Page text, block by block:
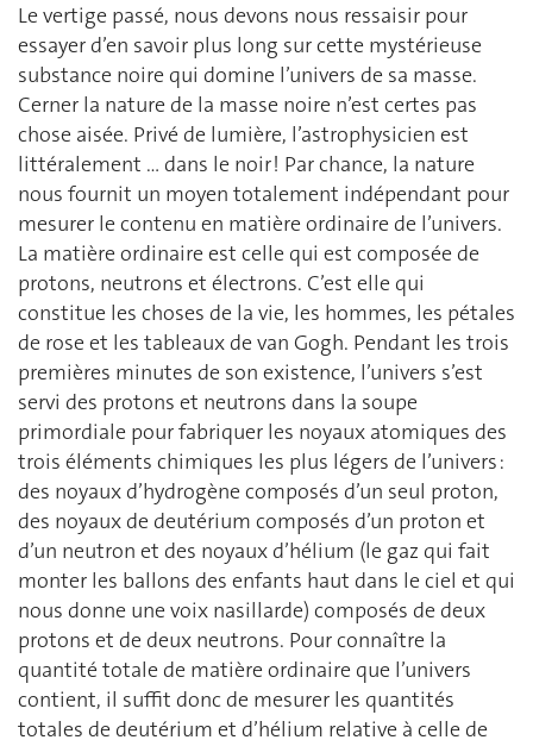
Le vertige passé, nous devons nous ressaisir pour
essayer d’en savoir plus long sur cette mystérieuse
substance noire qui domine l’univers de sa masse.
Cerner la nature de la masse noire n’est certes pas
chose aisée. Privé de lumière, l’astrophysicien est
littéralement … dans le noir ! Par chance, la nature
nous fournit un moyen totalement indépendant pour
mesurer le contenu en matière ordinaire de l’univers.
La matière ordinaire est celle qui est composée de
protons, neutrons et électrons. C’est elle qui
constitue les choses de la vie, les hommes, les pétales
de rose et les tableaux de van Gogh. Pendant les trois
premières minutes de son existence, l’univers s’est
servi des protons et neutrons dans la soupe
primordiale pour fabriquer les noyaux atomiques des
trois éléments chimiques les plus légers de l’univers :
des noyaux d’hydrogène composés d’un seul proton,
des noyaux de deutérium composés d’un proton et
d’un neutron et des noyaux d’hélium (le gaz qui fait
monter les ballons des enfants haut dans le ciel et qui
nous donne une voix nasillarde) composés de deux
protons et de deux neutrons. Pour connaître la
quantité totale de matière ordinaire que l’univers
contient, il suffit donc de mesurer les quantités
totales de deutérium et d’hélium relative à celle de